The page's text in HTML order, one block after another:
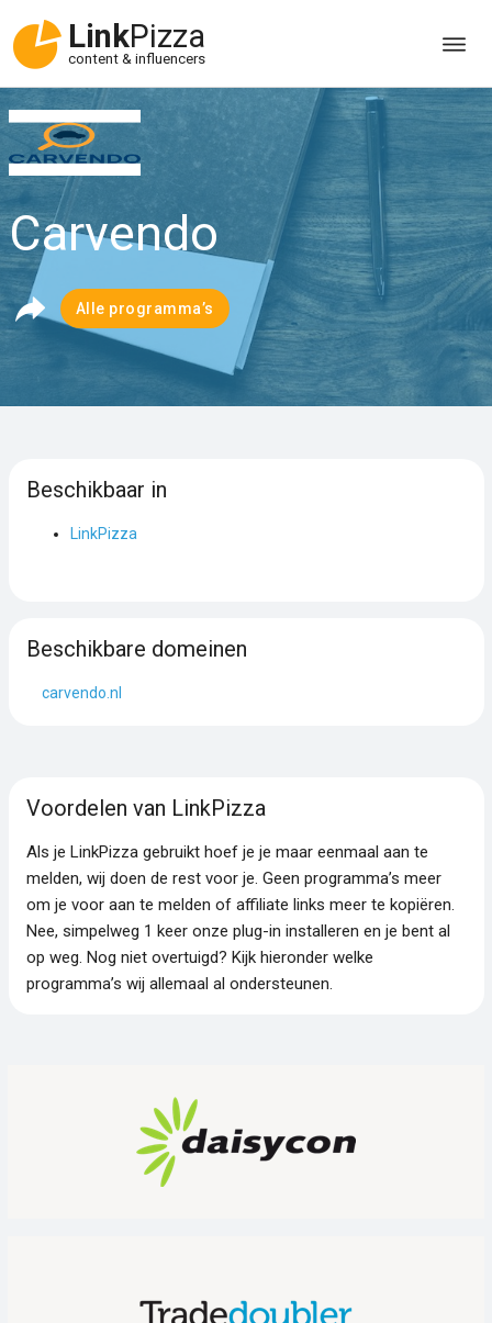
LinkPizza
content & influencers
Carvendo
Alle programma’s
Beschikbaar in
LinkPizza
Beschikbare domeinen
carvendo.nl
Voordelen van LinkPizza
Als je LinkPizza gebruikt hoef je je maar eenmaal aan te
melden, wij doen de rest voor je. Geen programma’s meer
om je voor aan te melden of affiliate links meer te kopiëren.
Nee, simpelweg 1 keer onze plug-in installeren en je bent al
op weg. Nog niet overtuigd? Kijk hieronder welke
programma’s wij allemaal al ondersteunen.